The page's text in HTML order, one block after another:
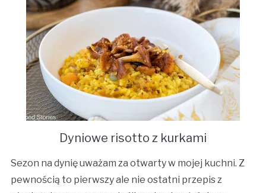
Dyniowe risotto z kurkami
Sezon na dynię uważam za otwarty w mojej kuchni. Z
pewnością to pierwszy ale nie ostatni przepis z